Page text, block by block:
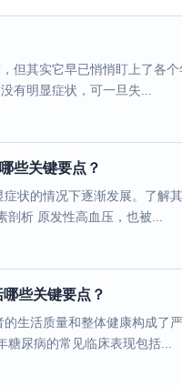
但其实它早已悄悄盯上了各
有明显症状，可一旦失...
些关键要点？
状的情况下逐渐发展。了解
析 原发性高血压，也被...
些关键要点？
生活质量和整体健康构成了
尿病的常见临床表现包括...